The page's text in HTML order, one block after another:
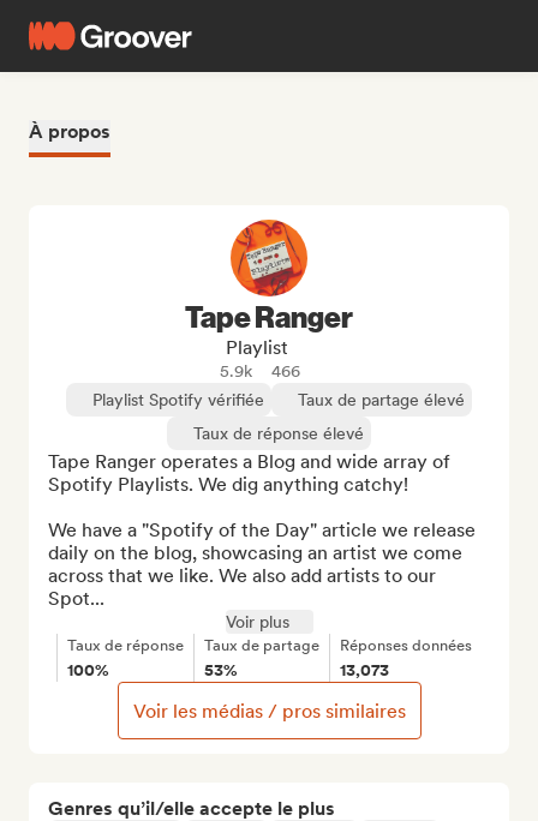
À propos
Genres qu’il/elle accepte le plus
Tape Ranger
Playlist
5.9k
466
Playlist Spotify vérifiée
Taux de partage élevé
Taux de réponse élevé
Tape Ranger operates a Blog and wide array of
Spotify Playlists. We dig anything catchy!
We have a "Spotify of the Day" article we release
daily on the blog, showcasing an artist we come
across that we like. We also add artists to our
Spot...
Voir plus
Taux de réponse
100%
Taux de partage
53%
Réponses données
13,073
Voir les médias / pros similaires